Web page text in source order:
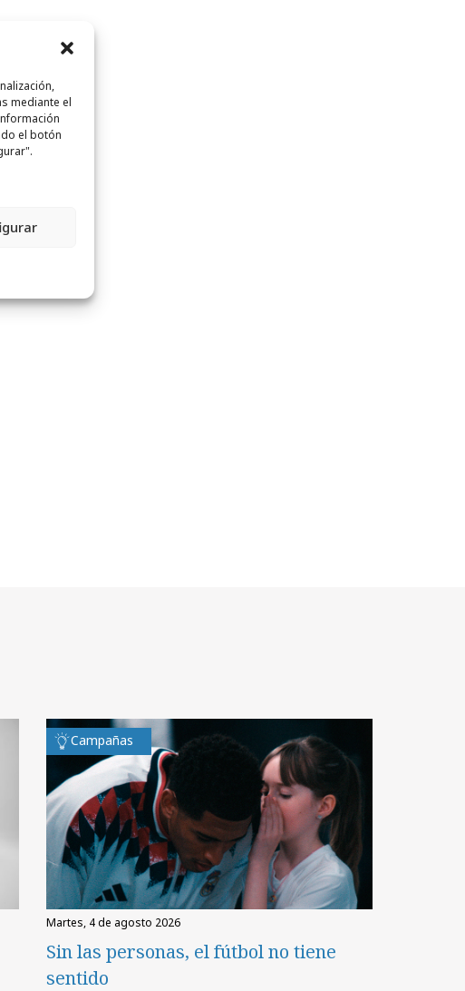
mediante el
el botón
Campañas
martes, 4 de agosto 2026
Sin las personas, el fútbol no tiene
sentido